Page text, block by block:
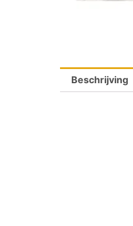
Beschrijving